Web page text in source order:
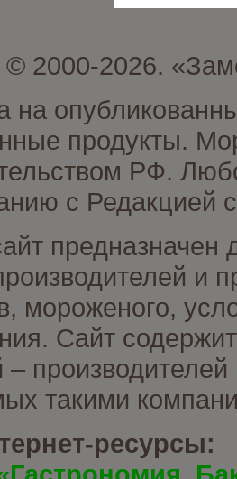
© 2000-2026.
на
продукты.
РФ.
с Редакцией
предназначен
и
мороженого,
Сайт
–
такими
ресурсы: